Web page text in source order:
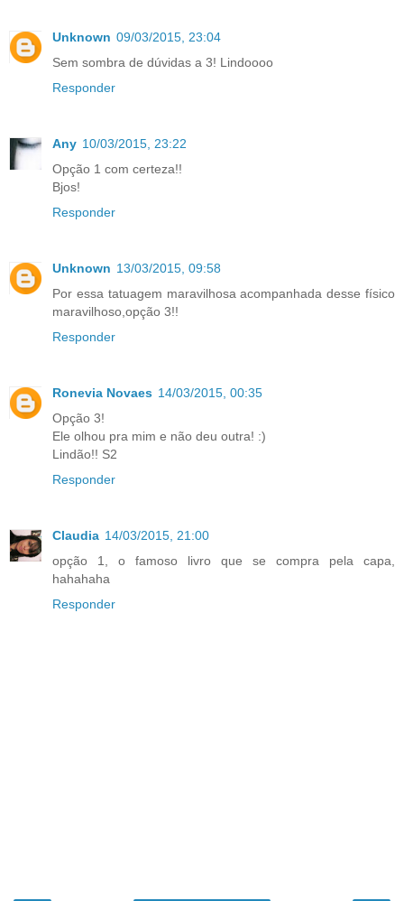
Unknown 09/03/2015, 23:04
Sem sombra de dúvidas a 3! Lindoooo
Responder
Any 10/03/2015, 23:22
Opção 1 com certeza!!
Bjos!
Responder
Unknown 13/03/2015, 09:58
Por essa tatuagem maravilhosa acompanhada desse físico
maravilhoso,opção 3!!
Responder
Ronevia Novaes 14/03/2015, 00:35
Opção 3!
Ele olhou pra mim e não deu outra! :)
Lindão!! S2
Responder
Claudia 14/03/2015, 21:00
opção 1, o famoso livro que se compra pela capa,
hahahaha
Responder